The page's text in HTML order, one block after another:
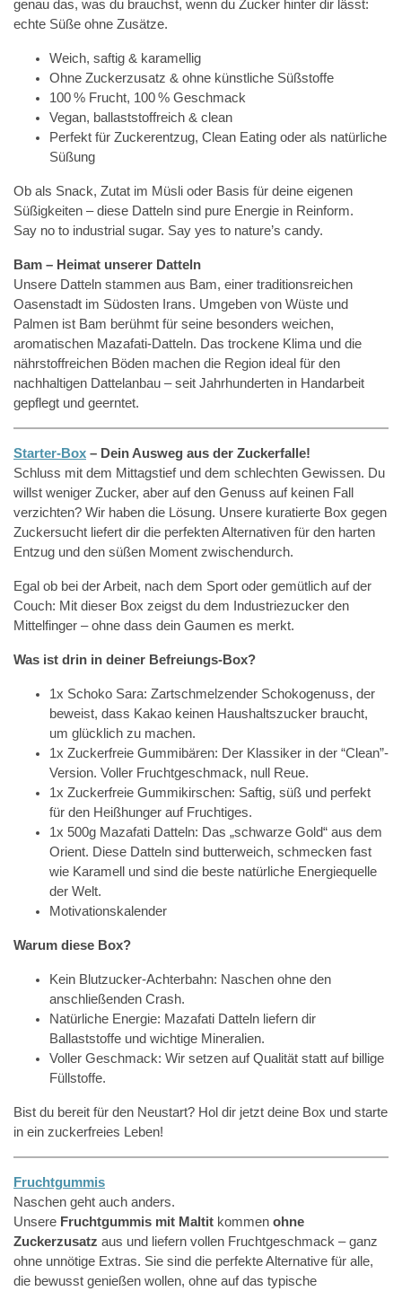
genau das, was du brauchst, wenn du Zucker hinter dir lässt:
echte Süße ohne Zusätze.
Weich, saftig & karamellig
Ohne Zuckerzusatz & ohne künstliche Süßstoffe
100 % Frucht, 100 % Geschmack
Vegan, ballaststoffreich & clean
Perfekt für Zuckerentzug, Clean Eating oder als natürliche
Süßung
Ob als Snack, Zutat im Müsli oder Basis für deine eigenen
Süßigkeiten – diese Datteln sind pure Energie in Reinform.
Say no to industrial sugar. Say yes to nature’s candy.
Bam – Heimat unserer Datteln
Unsere Datteln stammen aus Bam, einer traditionsreichen
Oasenstadt im Südosten Irans. Umgeben von Wüste und
Palmen ist Bam berühmt für seine besonders weichen,
aromatischen Mazafati-Datteln. Das trockene Klima und die
nährstoffreichen Böden machen die Region ideal für den
nachhaltigen Dattelanbau – seit Jahrhunderten in Handarbeit
gepflegt und geerntet.
Starter-Box – Dein Ausweg aus der Zuckerfalle!
Schluss mit dem Mittagstief und dem schlechten Gewissen. Du
willst weniger Zucker, aber auf den Genuss auf keinen Fall
verzichten? Wir haben die Lösung. Unsere kuratierte Box gegen
Zuckersucht liefert dir die perfekten Alternativen für den harten
Entzug und den süßen Moment zwischendurch.
Egal ob bei der Arbeit, nach dem Sport oder gemütlich auf der
Couch: Mit dieser Box zeigst du dem Industriezucker den
Mittelfinger – ohne dass dein Gaumen es merkt.
Was ist drin in deiner Befreiungs-Box?
1x Schoko Sara: Zartschmelzender Schokogenuss, der
beweist, dass Kakao keinen Haushaltszucker braucht,
um glücklich zu machen.
1x Zuckerfreie Gummibären: Der Klassiker in der “Clean”-
Version. Voller Fruchtgeschmack, null Reue.
1x Zuckerfreie Gummikirschen: Saftig, süß und perfekt
für den Heißhunger auf Fruchtiges.
1x 500g Mazafati Datteln: Das „schwarze Gold“ aus dem
Orient. Diese Datteln sind butterweich, schmecken fast
wie Karamell und sind die beste natürliche Energiequelle
der Welt.
Motivationskalender
Warum diese Box?
Kein Blutzucker-Achterbahn: Naschen ohne den
anschließenden Crash.
Natürliche Energie: Mazafati Datteln liefern dir
Ballaststoffe und wichtige Mineralien.
Voller Geschmack: Wir setzen auf Qualität statt auf billige
Füllstoffe.
Bist du bereit für den Neustart? Hol dir jetzt deine Box und starte
in ein zuckerfreies Leben!
Fruchtgummis
Naschen geht auch anders.
Unsere Fruchtgummis mit Maltit kommen ohne
Zuckerzusatz aus und liefern vollen Fruchtgeschmack – ganz
ohne unnötige Extras. Sie sind die perfekte Alternative für alle,
die bewusst genießen wollen, ohne auf das typische